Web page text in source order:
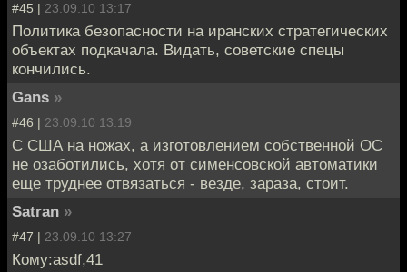
#45 | 23.09.10 13:17
Политика безопасности на иранских стратегических
объектах подкачала. Видать, советские спецы
кончились.
Gans »
#46 | 23.09.10 13:19
С США на ножах, а изготовлением собственной ОС
не озаботились, хотя от сименсовской автоматики
еще труднее отвязаться - везде, зараза, стоит.
Satran »
#47 | 23.09.10 13:27
Кому:asdf,41